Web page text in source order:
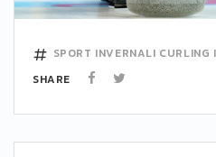
SPORT INVERNALI CURLING
SHARE